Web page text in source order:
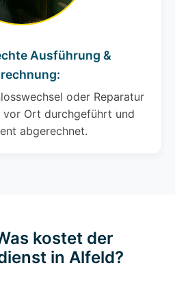
Ausführung &
oder Reparatur
Ort durchgeführt und
abgerechnet.
kostet der
in Alfeld?